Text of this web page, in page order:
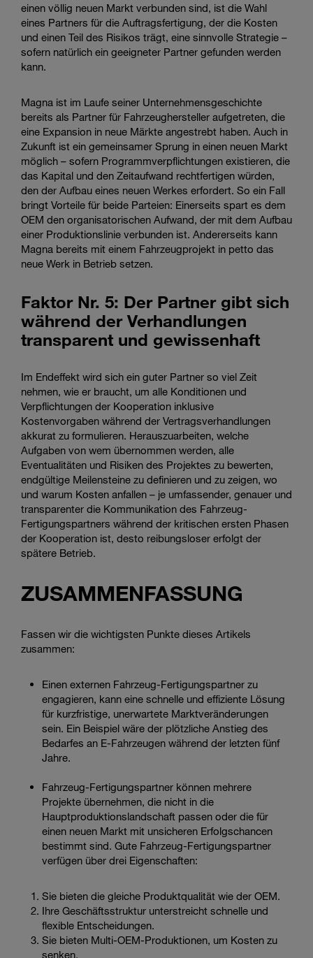
einen völlig neuen Markt verbunden sind, ist die Wahl
eines Partners für die Auftragsfertigung, der die Kosten
und einen Teil des Risikos trägt, eine sinnvolle Strategie –
sofern natürlich ein geeigneter Partner gefunden werden
kann.
Magna ist im Laufe seiner Unternehmensgeschichte
bereits als Partner für Fahrzeughersteller aufgetreten, die
eine Expansion in neue Märkte angestrebt haben. Auch in
Zukunft ist ein gemeinsamer Sprung in einen neuen Markt
möglich – sofern Programmverpflichtungen existieren, die
das Kapital und den Zeitaufwand rechtfertigen würden,
den der Aufbau eines neuen Werkes erfordert. So ein Fall
bringt Vorteile für beide Parteien: Einerseits spart es dem
OEM den organisatorischen Aufwand, der mit dem Aufbau
einer Produktionslinie verbunden ist. Andererseits kann
Magna bereits mit einem Fahrzeugprojekt in petto das
neue Werk in Betrieb setzen.
Faktor Nr. 5: Der Partner gibt sich
während der Verhandlungen
transparent und gewissenhaft
Im Endeffekt wird sich ein guter Partner so viel Zeit
nehmen, wie er braucht, um alle Konditionen und
Verpflichtungen der Kooperation inklusive
Kostenvorgaben während der Vertragsverhandlungen
akkurat zu formulieren. Herauszuarbeiten, welche
Aufgaben von wem übernommen werden, alle
Eventualitäten und Risiken des Projektes zu bewerten,
endgültige Meilensteine zu definieren und zu zeigen, wo
und warum Kosten anfallen – je umfassender, genauer und
transparenter die Kommunikation des Fahrzeug-
Fertigungspartners während der kritischen ersten Phasen
der Kooperation ist, desto reibungsloser erfolgt der
spätere Betrieb.
ZUSAMMENFASSUNG
Fassen wir die wichtigsten Punkte dieses Artikels
zusammen:
Einen externen Fahrzeug-Fertigungspartner zu
engagieren, kann eine schnelle und effiziente Lösung
für kurzfristige, unerwartete Marktveränderungen
sein. Ein Beispiel wäre der plötzliche Anstieg des
Bedarfes an E-Fahrzeugen während der letzten fünf
Jahre.
Fahrzeug-Fertigungspartner können mehrere
Projekte übernehmen, die nicht in die
Hauptproduktionslandschaft passen oder die für
einen neuen Markt mit unsicheren Erfolgschancen
bestimmt sind. Gute Fahrzeug-Fertigungspartner
verfügen über drei Eigenschaften:
Sie bieten die gleiche Produktqualität wie der OEM.
Ihre Geschäftsstruktur unterstreicht schnelle und
flexible Entscheidungen.
Sie bieten Multi-OEM-Produktionen, um Kosten zu
senken.